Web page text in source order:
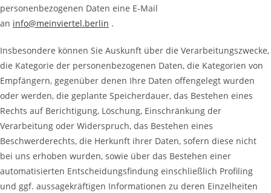
personenbezogenen Daten eine E-Mail
an info@meinviertel.berlin .
Insbesondere können Sie Auskunft über die Verarbeitungszwecke,
die Kategorie der personenbezogenen Daten, die Kategorien von
Empfängern, gegenüber denen Ihre Daten offengelegt wurden
oder werden, die geplante Speicherdauer, das Bestehen eines
Rechts auf Berichtigung, Löschung, Einschränkung der
Verarbeitung oder Widerspruch, das Bestehen eines
Beschwerderechts, die Herkunft ihrer Daten, sofern diese nicht
bei uns erhoben wurden, sowie über das Bestehen einer
automatisierten Entscheidungsfindung einschließlich Profiling
und ggf. aussagekräftigen Informationen zu deren Einzelheiten